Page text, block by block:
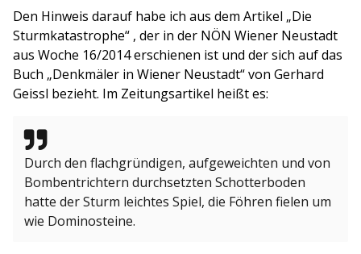
Den Hinweis darauf habe ich aus dem Artikel „Die
Sturmkatastrophe“ , der in der NÖN Wiener Neustadt
aus Woche 16/2014 erschienen ist und der sich auf das
Buch „Denkmäler in Wiener Neustadt“ von Gerhard
Geissl bezieht. Im Zeitungsartikel heißt es:
Durch den flachgründigen, aufgeweichten und von
Bombentrichtern durchsetzten Schotterboden
hatte der Sturm leichtes Spiel, die Föhren fielen um
wie Dominosteine.